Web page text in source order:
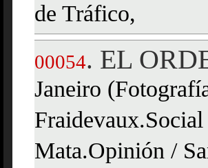
de Tráfico,
00054. EL
Janeiro
Mata.Opinión /